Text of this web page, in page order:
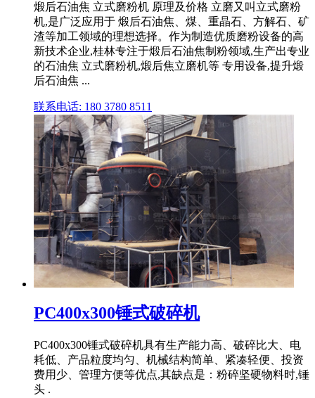
煅后石油焦 立式磨粉机 原理及价格 立磨又叫立式磨粉
机,是广泛应用于 煅后石油焦、煤、重晶石、方解石、矿
渣等加工领域的理想选择。作为制造优质磨粉设备的高
新技术企业,桂林专注于煅后石油焦制粉领域,生产出专业
的石油焦 立式磨粉机,煅后焦立磨机等 专用设备,提升煅
后石油焦 ...
联系电话: 180 3780 8511
PC400x300锤式破碎机
PC400x300锤式破碎机具有生产能力高、破碎比大、电
耗低、产品粒度均匀、机械结构简单、紧凑轻便、投资
费用少、管理方便等优点,其缺点是：粉碎坚硬物料时,锤
头 .